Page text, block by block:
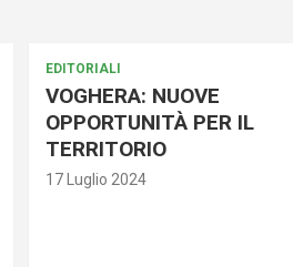
EDITORIALI
VOGHERA: NUOVE
OPPORTUNITÀ PER IL
TERRITORIO
17 Luglio 2024